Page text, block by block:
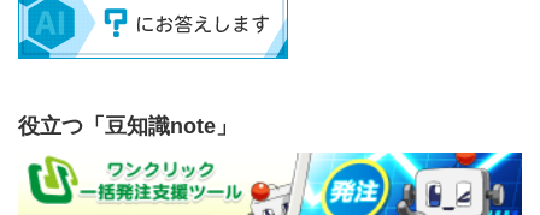
役立つ「豆知識note」